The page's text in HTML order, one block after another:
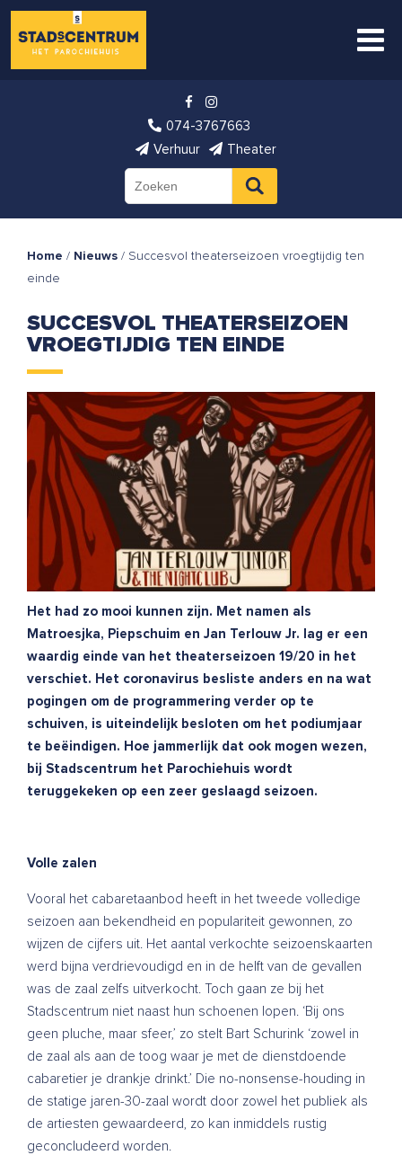
074-3767663
Verhuur
Theater
Home / Nieuws / Succesvol theaterseizoen vroegtijdig ten
einde
SUCCESVOL THEATERSEIZOEN
VROEGTIJDIG TEN EINDE
Het had zo mooi kunnen zijn. Met namen als
Matroesjka, Piepschuim en Jan Terlouw Jr. lag er een
waardig einde van het theaterseizoen 19/20 in het
verschiet. Het coronavirus besliste anders en na wat
pogingen om de programmering verder op te
schuiven, is uiteindelijk besloten om het podiumjaar
te beëindigen. Hoe jammerlijk dat ook mogen wezen,
bij Stadscentrum het Parochiehuis wordt
teruggekeken op een zeer geslaagd seizoen.
Volle zalen
Vooral het cabaretaanbod heeft in het tweede volledige
seizoen aan bekendheid en populariteit gewonnen, zo
wijzen de cijfers uit. Het aantal verkochte seizoenskaarten
werd bijna verdrievoudigd en in de helft van de gevallen
was de zaal zelfs uitverkocht. Toch gaan ze bij het
Stadscentrum niet naast hun schoenen lopen. ‘Bij ons
geen pluche, maar sfeer,’ zo stelt Bart Schurink ‘zowel in
de zaal als aan de toog waar je met de dienstdoende
cabaretier je drankje drinkt.’ Die no-nonsense-houding in
de statige jaren-30-zaal wordt door zowel het publiek als
de artiesten gewaardeerd, zo kan inmiddels rustig
geconcludeerd worden.